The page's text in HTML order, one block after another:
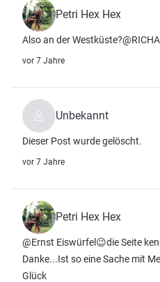
Petri Hex Hex
Also an der
vor 7 Jahre
Unbekannt
Dieser Post wurde gelöscht.
vor 7 Jahre
Petri Hex Hex
@Ernst Eiswürfel😉die Seite
Danke...Ist so eine Sache mit
Glück